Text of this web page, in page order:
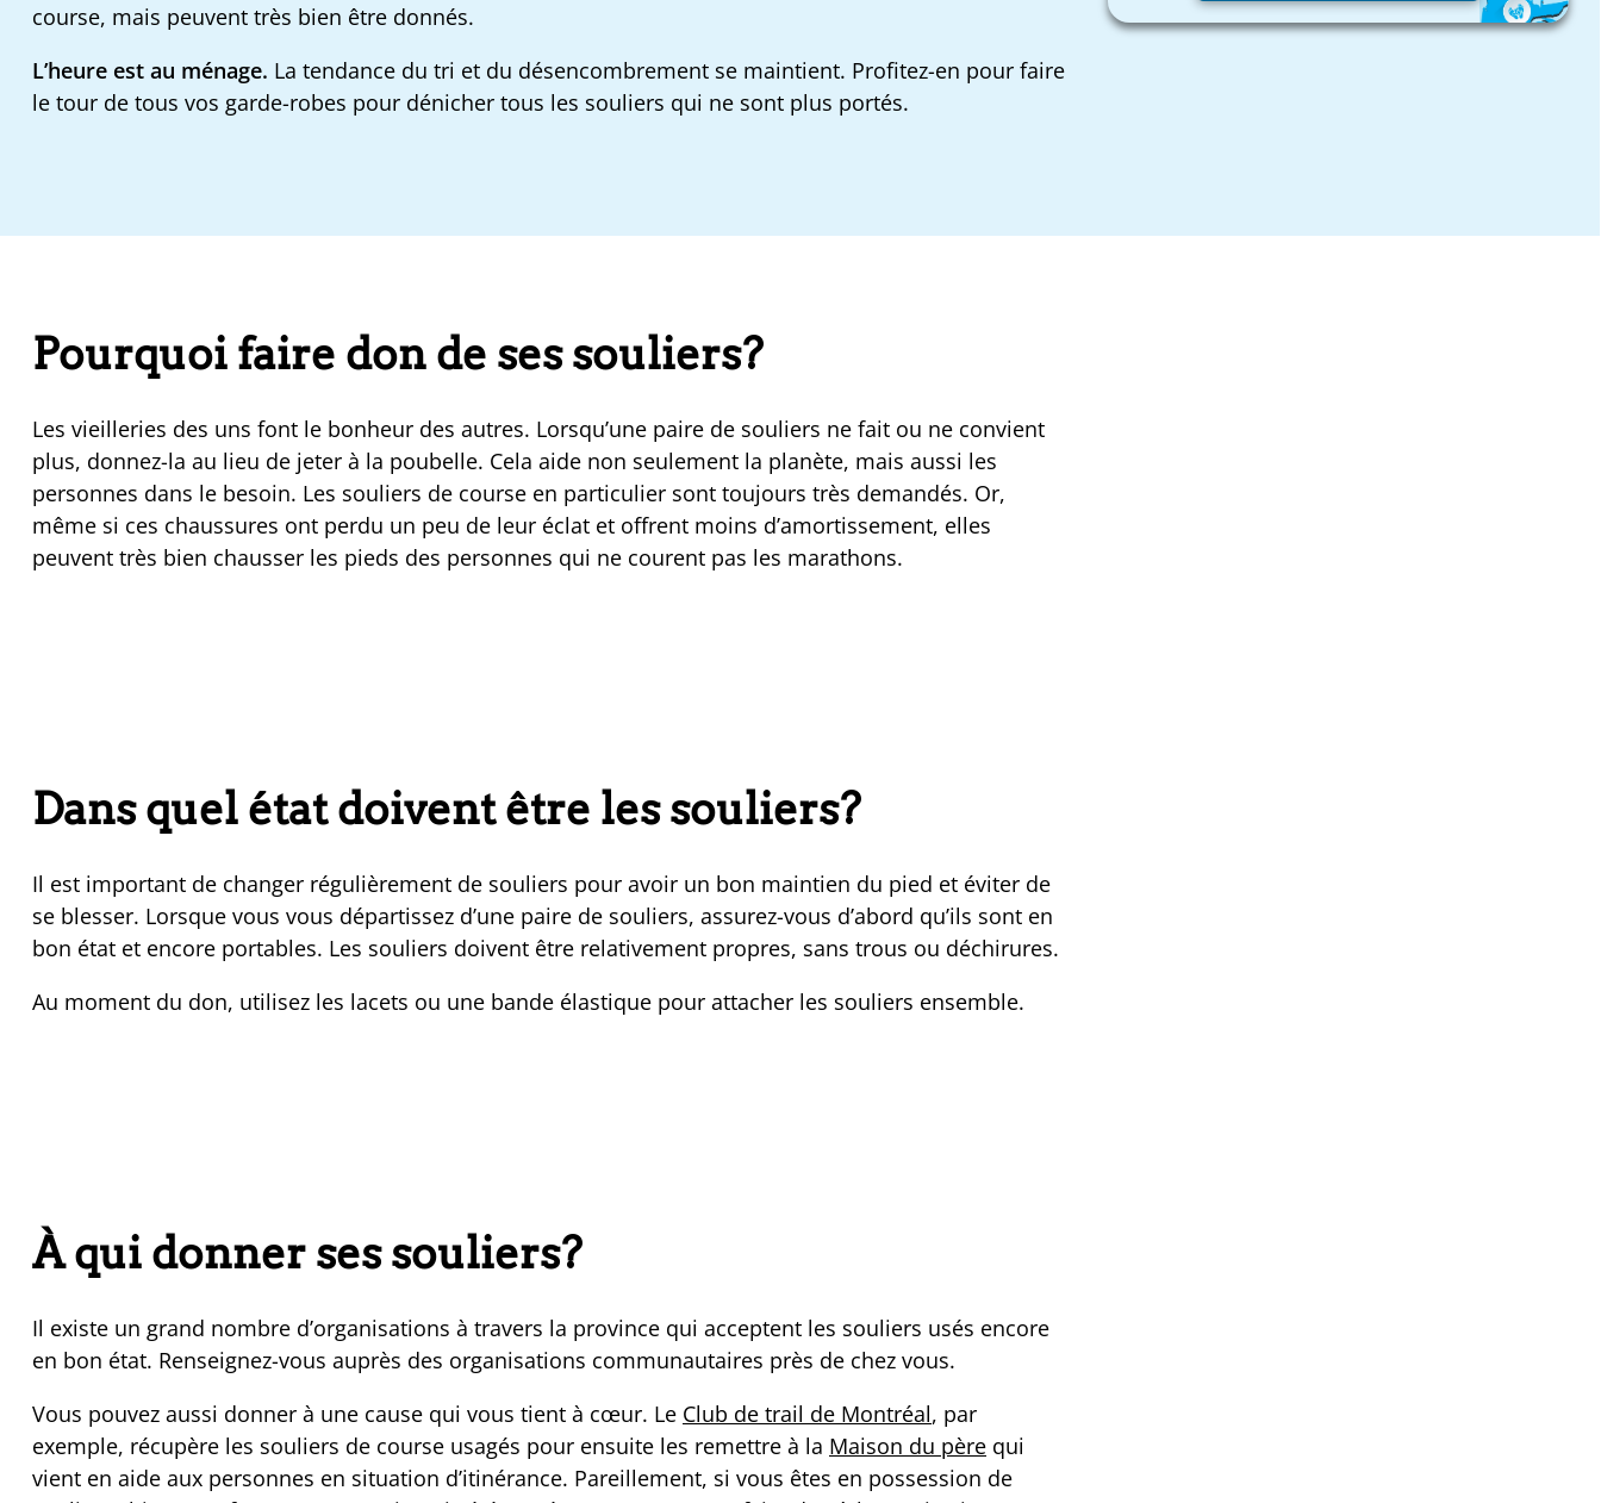
course, mais peuvent très bien être donnés.
L’heure est au ménage. La tendance du tri et du désencombrement se maintient. Profitez-en pour faire
le tour de tous vos garde-robes pour dénicher tous les souliers qui ne sont plus portés.
Pourquoi faire don de ses souliers?
Les vieilleries des uns font le bonheur des autres. Lorsqu’une paire de souliers ne fait ou ne convient
plus, donnez-la au lieu de jeter à la poubelle. Cela aide non seulement la planète, mais aussi les
personnes dans le besoin. Les souliers de course en particulier sont toujours très demandés. Or,
même si ces chaussures ont perdu un peu de leur éclat et offrent moins d’amortissement, elles
peuvent très bien chausser les pieds des personnes qui ne courent pas les marathons.
Dans quel état doivent être les souliers?
Il est important de changer régulièrement de souliers pour avoir un bon maintien du pied et éviter de
se blesser. Lorsque vous vous départissez d’une paire de souliers, assurez-vous d’abord qu’ils sont en
bon état et encore portables. Les souliers doivent être relativement propres, sans trous ou déchirures.
Au moment du don, utilisez les lacets ou une bande élastique pour attacher les souliers ensemble.
À qui donner ses souliers?
Il existe un grand nombre d’organisations à travers la province qui acceptent les souliers usés encore
en bon état. Renseignez-vous auprès des organisations communautaires près de chez vous.
Vous pouvez aussi donner à une cause qui vous tient à cœur. Le Club de trail de Montréal, par
exemple, récupère les souliers de course usagés pour ensuite les remettre à la Maison du père qui
vient en aide aux personnes en situation d’itinérance. Pareillement, si vous êtes en possession de